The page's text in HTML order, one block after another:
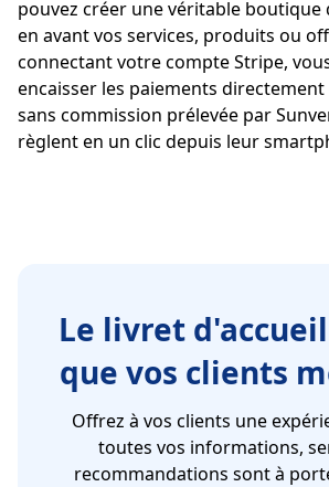
pouvez créer une véritable
en avant vos services, produits ou
connectant votre compte Stripe,
encaisser les paiements
sans commission prélevée par
règlent en un clic depuis leur
Le livret
que vos clients
Offrez à vos clients une
toutes vos informations,
recommandations sont à